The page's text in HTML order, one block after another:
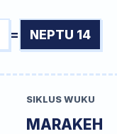
= NEPTU 14
SIKLUS WUKU
MARAKEH